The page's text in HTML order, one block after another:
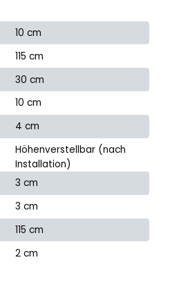
10 cm
115 cm
30 cm
10 cm
4 cm
Höhenverstellbar (nach
Installation)
3 cm
3 cm
115 cm
2 cm